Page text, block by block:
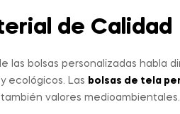
de Calidad
las bolsas personalizadas habla
ecológicos. Las bolsas de tela
valores medioambientales.